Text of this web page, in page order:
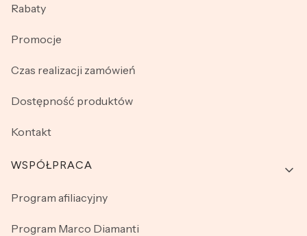
Rabaty
Promocje
Czas realizacji zamówień
Dostępność produktów
Kontakt
WSPÓŁPRACA
Program afiliacyjny
Program Marco Diamanti